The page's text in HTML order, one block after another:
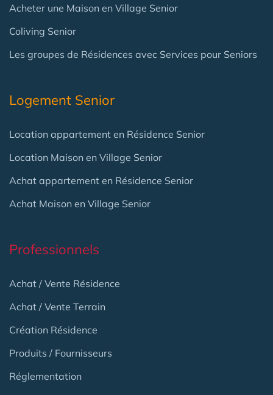
Acheter une Maison en Village Senior
Coliving Senior
Les groupes de Résidences avec Services pour Seniors
Logement Senior
Location appartement en Résidence Senior
Location Maison en Village Senior
Achat appartement en Résidence Senior
Achat Maison en Village Senior
Professionnels
Achat / Vente Résidence
Achat / Vente Terrain
Création Résidence
Produits / Fournisseurs
Réglementation